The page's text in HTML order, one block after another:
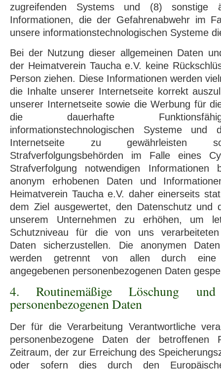
zugreifenden Systems und (8) sonstige
Informationen, die der Gefahrenabwehr im
unsere informationstechnologischen Systeme
Bei der Nutzung dieser allgemeinen Daten
der Heimatverein Taucha e.V. keine
Person ziehen. Diese Informationen werden
die Inhalte unserer Internetseite korrekt
unserer Internetseite sowie die Werbung für
die dauerhafte
informationstechnologischen Systeme und
Internetseite zu
Strafverfolgungsbehörden im Falle eines
Strafverfolgung notwendigen Informationen
anonym erhobenen Daten und
Heimatverein Taucha e.V. daher einerseits
dem Ziel ausgewertet, den Datenschutz und
unserem Unternehmen zu erhöhen, um
Schutzniveau für die von uns verarbeiteten
Daten sicherzustellen. Die anonymen
werden getrennt von allen durch eine
angegebenen personenbezogenen Daten
4. Routinemäßige Löschung
personenbezogenen Daten
Der für die Verarbeitung Verantwortliche
personenbezogene Daten der
Zeitraum, der zur Erreichung des
oder sofern dies durch den